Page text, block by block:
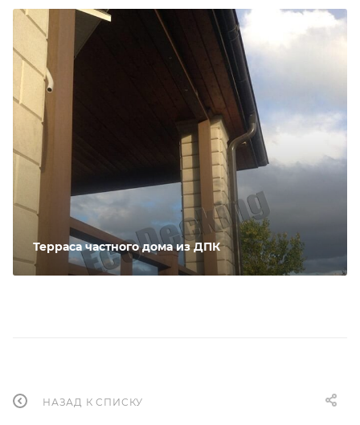
Терраса частного дома из ДПК
НАЗАД К СПИСКУ